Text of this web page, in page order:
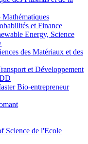
et Finance
Energy, Science
des Matériaux et des
et Développement
Bio-entrepreneur
Science de l'Ecole